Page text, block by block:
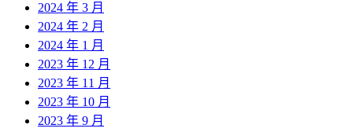
2024 年 3 月
2024 年 2 月
2024 年 1 月
2023 年 12 月
2023 年 11 月
2023 年 10 月
2023 年 9 月